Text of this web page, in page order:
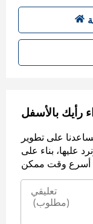
رأيك بالأسفل
على تطوير
عليها، بناء على